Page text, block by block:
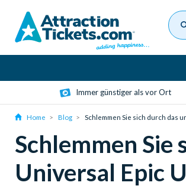
content
Immer günstiger als vor Ort
Home Blog Schlemmen Sie sich durch das
Schlemmen Sie
Universal Epic